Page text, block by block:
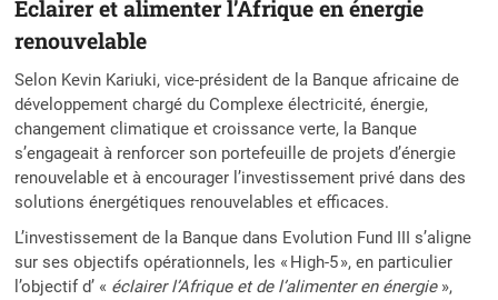
Eclairer et alimenter l’Afrique en énergie
renouvelable
Selon Kevin Kariuki, vice-président de la Banque africaine de
développement chargé du Complexe électricité, énergie,
changement climatique et croissance verte, la Banque
s’engageait à renforcer son portefeuille de projets d’énergie
renouvelable et à encourager l’investissement privé dans des
solutions énergétiques renouvelables et efficaces.
L’investissement de la Banque dans Evolution Fund III s’aligne
sur ses objectifs opérationnels, les « High-5 », en particulier
l’objectif d’ « éclairer l’Afrique et de l’alimenter en énergie»,